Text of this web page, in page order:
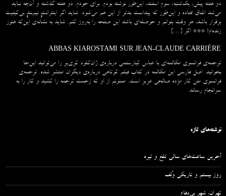
دو هفته پیش، یک‌شنبه، سوم اسفند، این‌طور نوشته بودم. برای خودم. دو هفته گذشته و آن‌چه نباید
می‌شد اتفاق افتاده و این‌طور که پیداست بدتر از این هم می‌شود. شاید اگر اینترانتِ نیم‌بندِ بی‌کیفیت
برقرار باشد، هر وقت بتوانم و حوصله‌ای باشد این صفحه را به‌روز کنم. شاید به نشانه‌ی این‌که هنوز
زنده‌ام! *** اگر […]
ABBAS KIAROSTAMI SUR JEAN-CLAUDE CARRIÈRE
ترجمه‌ی فرانسوی مکالمه‌ای با عباس کیارستمی درباره‌ی ژان‌کلود کری‌یر را می‌توانید این‌جا
بخوانید. اصل فارسی این مکالمه در کتاب فیلم کوتاهی درباره‌ی دیگران منتشر شده. ترجمه‌ی
فرانسوی متن کار مژده صالحی عزیز است. ممنونم از او که زحمت ترجمه را کشید و کار را به
سرانجام رساند.
نوشته‌های تازه
آخرین ساعت‌های سالی تلخ و تیره
روز بیستم و تاریکی وُلف
تهران، شهرِ بی‌دفاع